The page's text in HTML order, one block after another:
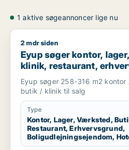
1 aktive søgeannoncer lige nu
Eyup søger kontor, lager,
2 mdr siden
Eyup søger kontor,
klinik, restaurant,
produktionslokaler eller
Esbjerg Centrum,
N m.fl.
Eyup søger 258-316 m2
butik / klinik til salg
Type
Kontor, Lager, Værksted,
Restaurant, Erhvervsgrund,
Boligudlejningsejendom,
Produktionslokaler, Garage